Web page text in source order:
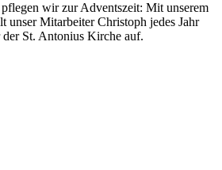
wir zur Adventszeit: Mit unserem
unser Mitarbeiter Christoph jedes Jahr
St. Antonius Kirche auf.